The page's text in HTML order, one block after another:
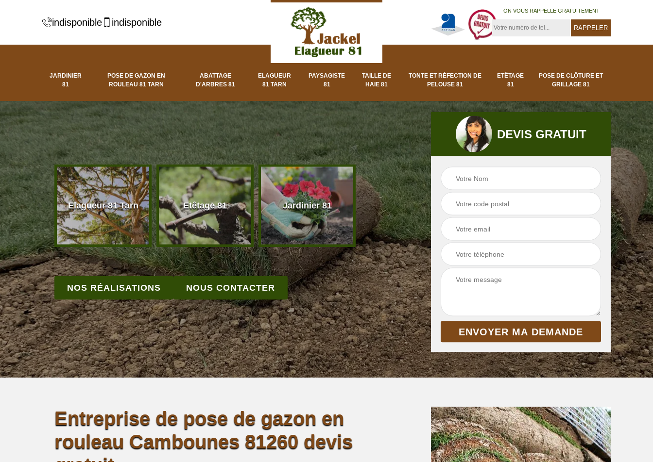
indisponible indisponible
ON VOUS RAPPELLE GRATUITEMENT
JARDINIER
81
POSE DE GAZON EN
ROULEAU 81 TARN
ABATTAGE
D'ARBRES 81
ELAGUEUR
81 TARN
PAYSAGISTE
81
TAILLE DE
HAIE 81
TONTE ET RÉFECTION DE
PELOUSE 81
ETÊTAGE
81
POSE DE CLÔTURE ET
GRILLAGE 81
d'arbres
Elagueur 81 Tarn Etêtage 81 Jardinier 81 Paysagiste 81
Pose de clôture et
grillage 81
Pose de gazon en
rouleau 81 Tarn
NOS RÉALISATIONS NOUS CONTACTER
DEVIS GRATUIT
Entreprise de pose de gazon en
rouleau Cambounes 81260 devis